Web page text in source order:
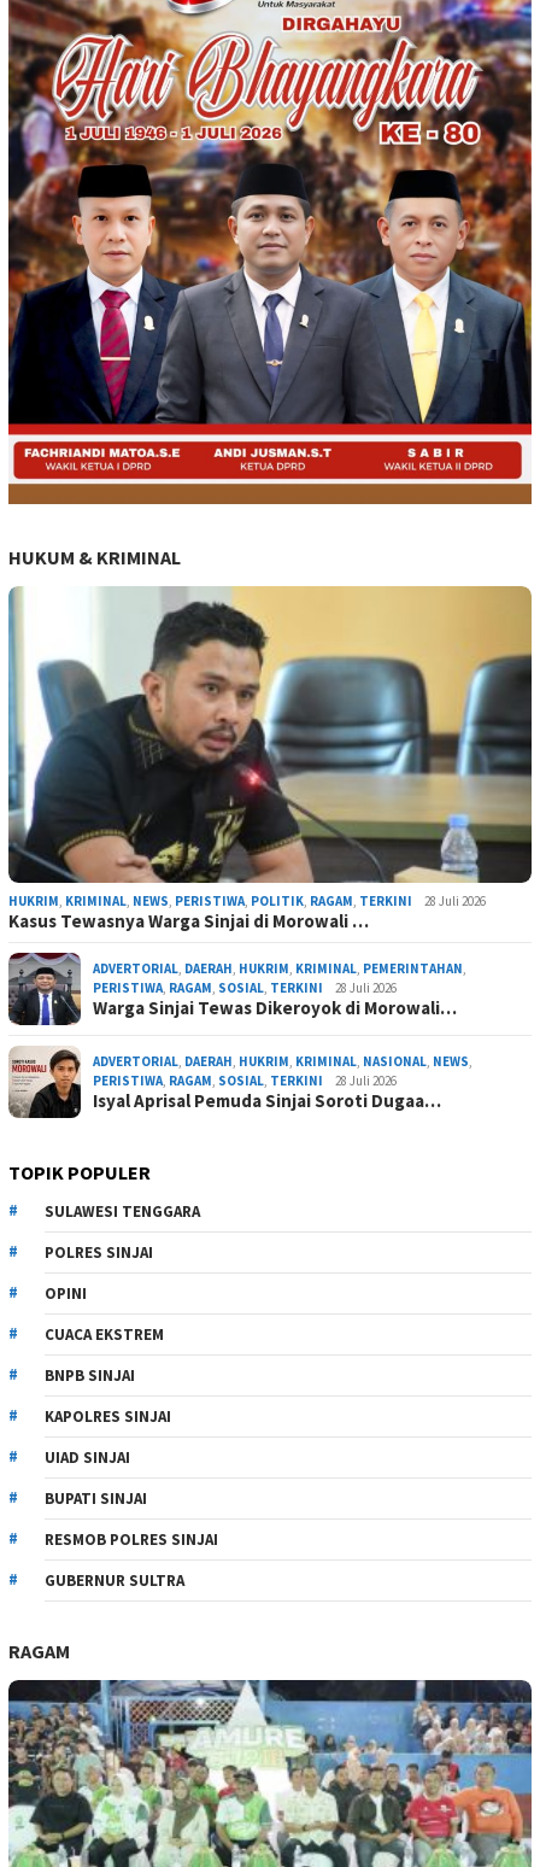
HUKUM & KRIMINAL
HUKRIM KRIMINAL NEWS PERISTIWA POLITIK RAGAM TERKINI 28 Juli 2026
Kasus Tewasnya Warga Sinjai di Morowali …
ADVERTORIAL DAERAH HUKRIM KRIMINAL PEMERINTAHAN
PERISTIWA RAGAM SOSIAL TERKINI 28 Juli 2026
Warga Sinjai Tewas Dikeroyok di Morowali…
ADVERTORIAL DAERAH HUKRIM KRIMINAL NASIONAL NEWS
PERISTIWA RAGAM SOSIAL TERKINI 28 Juli 2026
Isyal Aprisal Pemuda Sinjai Soroti Dugaa…
TOPIK POPULER
SULAWESI TENGGARA
POLRES SINJAI
OPINI
CUACA EKSTREM
BNPB SINJAI
KAPOLRES SINJAI
UIAD SINJAI
BUPATI SINJAI
RESMOB POLRES SINJAI
GUBERNUR SULTRA
RAGAM